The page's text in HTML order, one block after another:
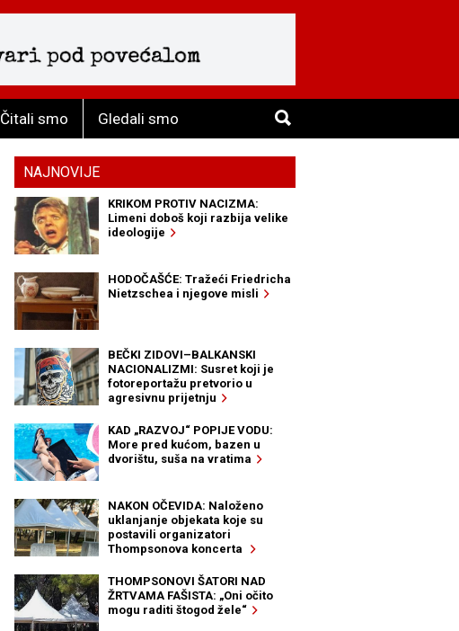
Čitali smo Gledali smo
NAJNOVIJE
KRIKOM PROTIV NACIZMA:
Limeni doboš koji razbija velike
ideologije
HODOČAŠĆE: Tražeći Friedricha
Nietzschea i njegove misli
BEČKI ZIDOVI–BALKANSKI
NACIONALIZMI: Susret koji je
fotoreportažu pretvorio u
agresivnu prijetnju
KAD „RAZVOJ“ POPIJE VODU:
More pred kućom, bazen u
dvorištu, suša na vratima
NAKON OČEVIDA: Naloženo
uklanjanje objekata koje su
postavili organizatori
Thompsonova koncerta
THOMPSONOVI ŠATORI NAD
ŽRTVAMA FAŠISTA: „Oni očito
mogu raditi štogod žele“